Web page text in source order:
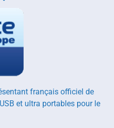
français officiel de
et ultra portables pour le